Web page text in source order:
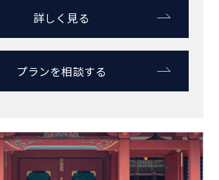
五三スタジオ写真プラン
(台紙付)
￥39,600（税込）～